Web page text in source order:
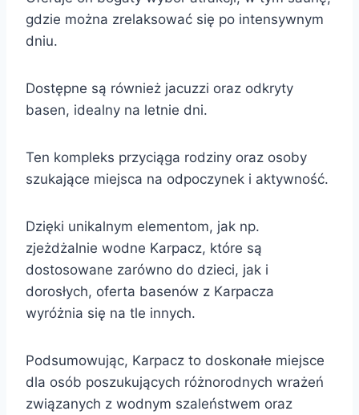
gdzie można zrelaksować się po intensywnym
dniu.
Dostępne są również jacuzzi oraz odkryty
basen, idealny na letnie dni.
Ten kompleks przyciąga rodziny oraz osoby
szukające miejsca na odpoczynek i aktywność.
Dzięki unikalnym elementom, jak np.
zjeżdżalnie wodne Karpacz, które są
dostosowane zarówno do dzieci, jak i
dorosłych, oferta basenów z Karpacza
wyróżnia się na tle innych.
Podsumowując, Karpacz to doskonałe miejsce
dla osób poszukujących różnorodnych wrażeń
związanych z wodnym szaleństwem oraz